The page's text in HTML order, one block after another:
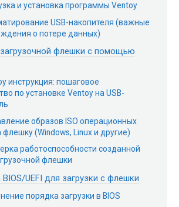
и установка программы Ventoy
USB-накопителя (важные
о потере данных)
флешки с помощью
инструкция: пошаговое
по установке Ventoy на USB-
образов ISO операционных
флешку (Windows, Linux и другие)
работоспособности созданной
флешки
UEFI для загрузки с флешки
порядка загрузки в BIOS